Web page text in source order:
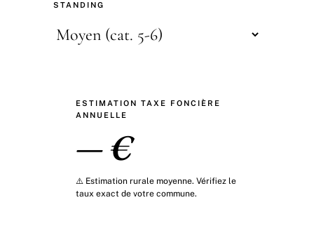
STANDING
ESTIMATION TAXE FONCIÈRE
ANNUELLE
— €
⚠️ Estimation rurale moyenne. Vérifiez le
taux exact de votre commune.